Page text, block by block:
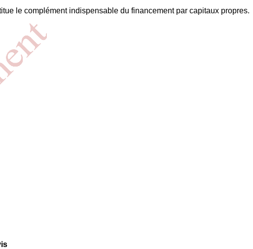
le complément indispensable du financement par capitaux propres.